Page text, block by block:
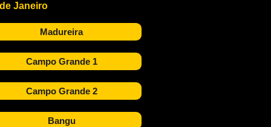
Janeiro
Madureira
Campo Grande 1
Campo Grande 2
Bangu